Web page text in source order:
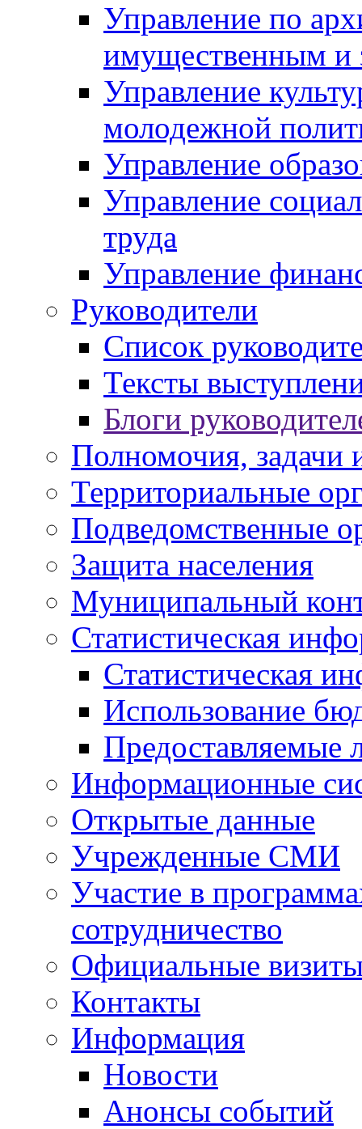
Управление по
имущественным и
Управление
молодежной
Управление
Управление
труда
Управление
Руководители
Список
Тексты
Блоги
Полномочия, задачи
Территориальные
Подведомственные
Защита населения
Муниципальный
Статистическая
Статистическая
Использование
Предоставляемые
Информационные
Открытые данные
Учрежденные СМИ
Участие в
сотрудничество
Официальные
Контакты
Информация
Новости
Анонсы событий